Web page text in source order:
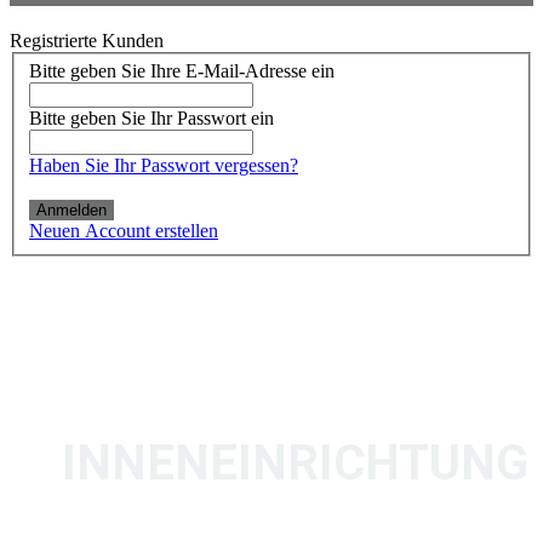
Registrierte Kunden
Bitte geben Sie Ihre E-Mail-Adresse ein
Bitte geben Sie Ihr Passwort ein
Haben Sie Ihr Passwort vergessen?
Anmelden
Neuen Account erstellen